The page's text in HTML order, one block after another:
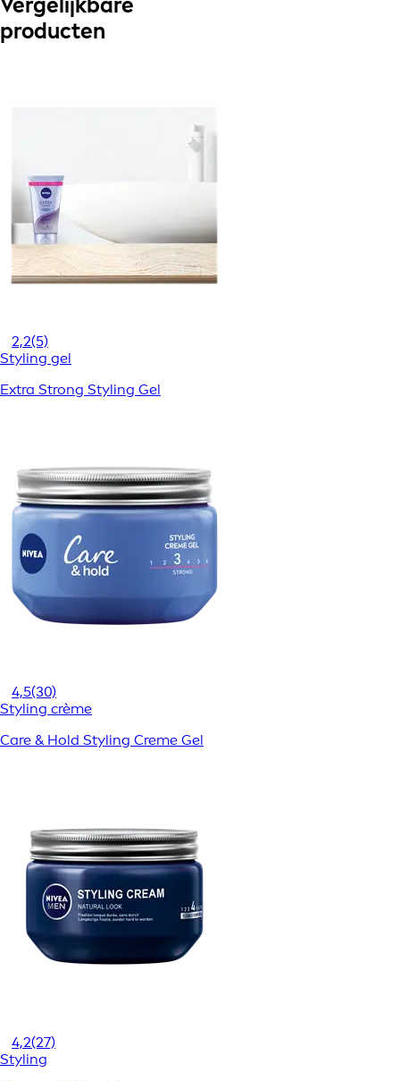
Vergelijkbare
producten
2,2(5)
Styling gel
Extra Strong Styling Gel
4,5(30)
Styling crème
Care & Hold Styling Creme Gel
4,2(27)
Styling